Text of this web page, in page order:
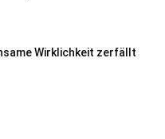
Wirklichkeit zerfällt